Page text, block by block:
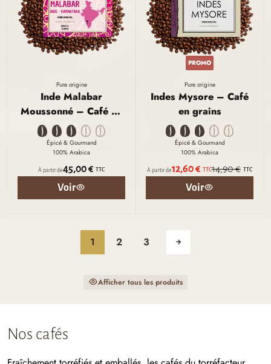
Pure origine
Inde Malabar
Moussonné – Café en
grains
Épicé & Gourmand
100% Arabica
À partir de45,00 € TTC
Voir
PROMO
Pure origine
Indes Mysore – Café
en grains
Épicé & Gourmand
100% Arabica
À partir de12,60 € TTC14,90 € TTC
Voir
1 2 3
Afficher tous les produits
Nos cafés